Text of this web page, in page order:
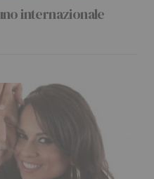
internazionale